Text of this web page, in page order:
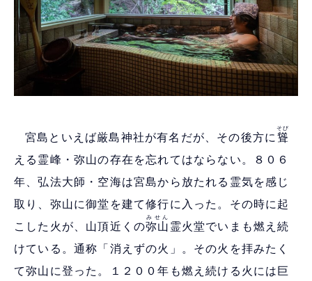
宮島といえば厳島神社が有名だが、その後方に 聳
そび
える霊峰・弥山の存在を忘れてはならない。８０６
年、弘法大師・空海は宮島から放たれる霊気を感じ
取り、弥山に御堂を建て修行に入った。その時に起
こした火が、山頂近くの弥山
みせん
霊火堂でいまも燃え続
けている。通称「消えずの火」。その火を拝みたく
て弥山に登った。１２００年も燃え続ける火には巨